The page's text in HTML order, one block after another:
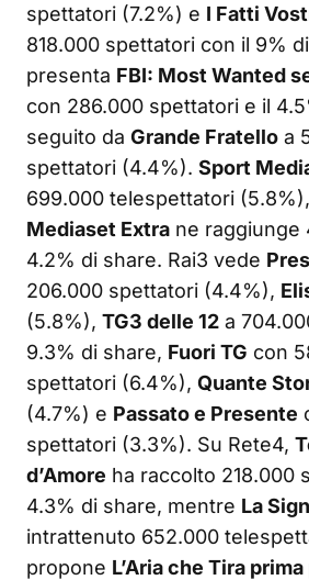
spettatori (7.2%) e I Fatti
818.000 spettatori con il 9%
presenta FBI: Most Wanted
con 286.000 spettatori e il
seguito da Grande Fratello a
spettatori (4.4%). Sport
699.000 telespettatori
Mediaset Extra ne raggiunge
4.2% di share. Rai3 vede
206.000 spettatori (4.4%),
(5.8%), TG3 delle 12 a
9.3% di share, Fuori TG con
spettatori (6.4%), Quante
(4.7%) e Passato e Presente
spettatori (3.3%). Su Rete4,
d’Amore ha raccolto 218.000
4.3% di share, mentre La
intrattenuto 652.000
propone L’Aria che Tira